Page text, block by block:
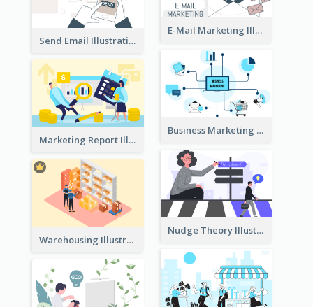
E-Mail Marketing Illustration
Send Email Illustration
Business Marketing
Marketing Report Illustration
Nudge Theory Illustration
Warehousing Illustration